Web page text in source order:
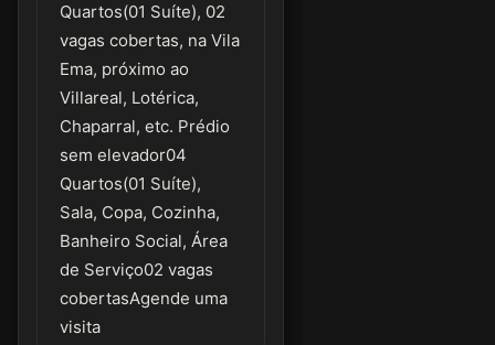
Quartos(01 Suíte), 02
vagas cobertas, na Vila
Ema, próximo ao
Villareal, Lotérica,
Chaparral, etc. Prédio
sem elevador04
Quartos(01 Suíte),
Sala, Copa, Cozinha,
Banheiro Social, Área
de Serviço02 vagas
cobertasAgende uma
visita